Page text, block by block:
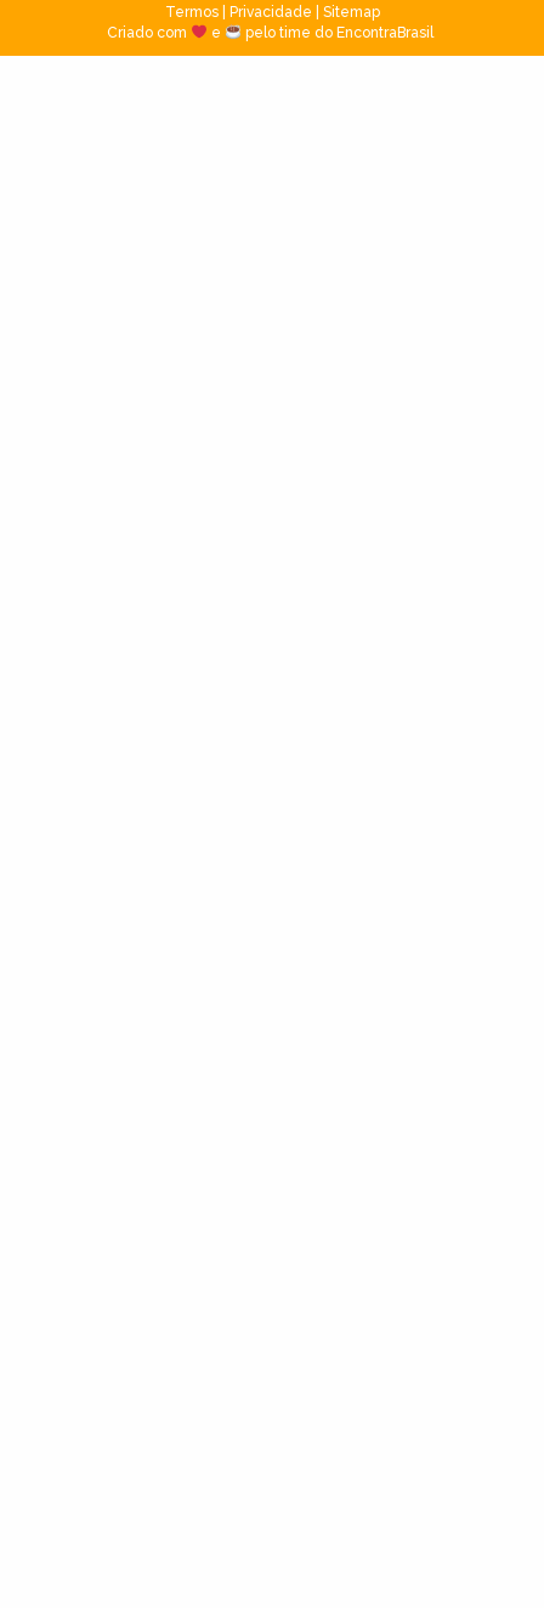
Termos| Privacidade
Sitemap
Criado com
e pelo time do EncontraBrasil